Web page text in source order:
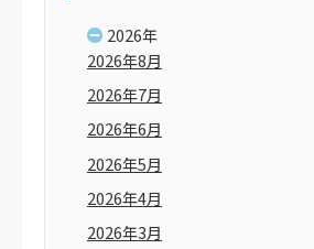
2026年
2026年8月
2026年7月
2026年6月
2026年5月
2026年4月
2026年3月